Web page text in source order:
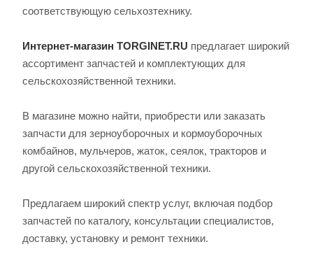
соответствующую сельхозтехнику.
Интернет-магазин TORGINET.RU предлагает широкий
ассортимент запчастей и комплектующих для
сельскохозяйственной техники.
В магазине можно найти, приобрести или заказать
запчасти для зерноуборочных и кормоуборочных
комбайнов, мульчеров, жаток, сеялок, тракторов и
другой сельскохозяйственной техники.
Предлагаем широкий спектр услуг, включая подбор
запчастей по каталогу, консультации специалистов,
доставку, установку и ремонт техники.